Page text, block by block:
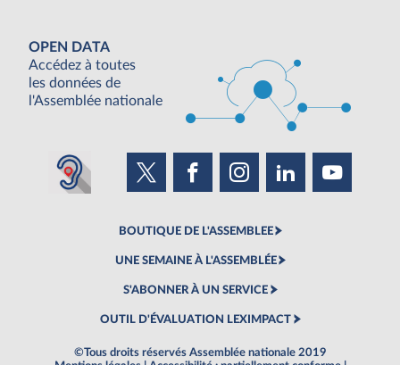
OPEN DATA
Accédez à toutes
les données de
l'Assemblée nationale
BOUTIQUE DE L'ASSEMBLEE
UNE SEMAINE À L'ASSEMBLÉE
S'ABONNER À UN SERVICE
OUTIL D'ÉVALUATION LEXIMPACT
©Tous droits réservés Assemblée nationale 2019